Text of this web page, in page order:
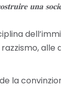
𝐮𝐧𝐚
alle
la